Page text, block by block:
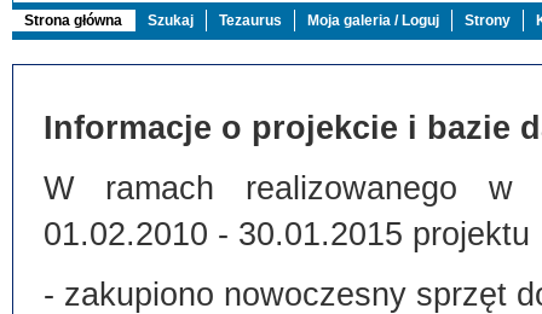
Strona główna Szukaj Tezaurus Moja galeria / Loguj Strony
Informacje o projekcie i bazie
W ramach realizowanego w
01.02.2010 - 30.01.2015 projektu
- zakupiono nowoczesny sprzęt